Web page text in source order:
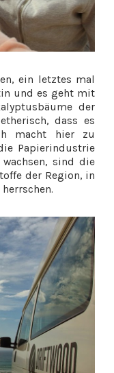
ein letztes mal
und es geht mit
der
dass es
macht hier zu
Papierindustrie
sind die
der Region, in